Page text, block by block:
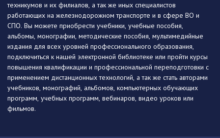
техникумов и их филиалов, а так же иных специалистов
работающих на железнодорожном транспорте и в сфере ВО и
СПО. Вы можете приобрести учебники, учебные пособия,
альбомы, монографии, методические пособия, мультимедийные
издания для всех уровней профессионального образования,
подключиться к нашей электронной библиотеке или пройти курсы
повышения квалификации и профессиональной переподготовки с
применением дистанционных технологий, а так же стать авторами
учебников, монографий, альбомов, компьютерных обучающих
программ, учебных программ, вебинаров, видео уроков или
фильмов.